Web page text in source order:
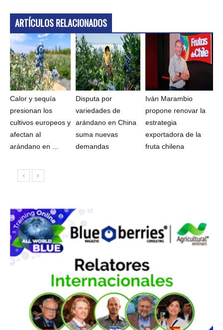
ARTÍCULOS RELACIONADOS
Calor y sequía
presionan los
cultivos europeos y
afectan al
arándano en ...
Disputa por
variedades de
arándano en China
suma nuevas
demandas
Iván Marambio
propone renovar la
estrategia
exportadora de la
fruta chilena